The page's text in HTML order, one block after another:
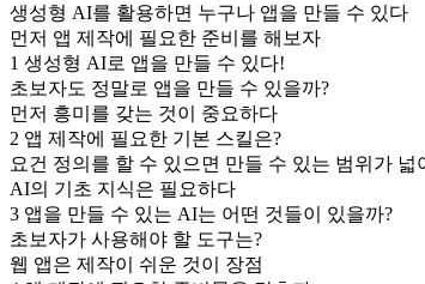
생성형 AI를 활용하면 누구나 앱을 만들 수 있다
먼저 앱 제작에 필요한 준비를 해보자
1 생성형 AI로 앱을 만들 수 있다!
초보자도 정말로 앱을 만들 수 있을까?
먼저 흥미를 갖는 것이 중요하다
2 앱 제작에 필요한 기본 스킬은?
요건 정의를 할 수 있으면 만들 수 있는 범위가 넓
AI의 기초 지식은 필요하다
3 앱을 만들 수 있는 AI는 어떤 것들이 있을까?
초보자가 사용해야 할 도구는?
웹 앱은 제작이 쉬운 것이 장점